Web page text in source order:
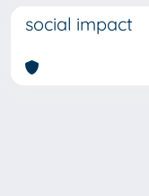
social impact